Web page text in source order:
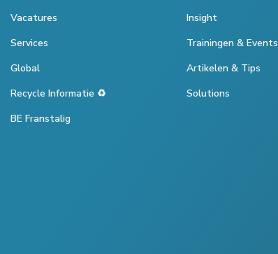
Vacatures
Services
Global
Recycle Informatie ♻️
BE Franstalig
Insight
Trainingen & Events
Artikelen & Tips
Solutions